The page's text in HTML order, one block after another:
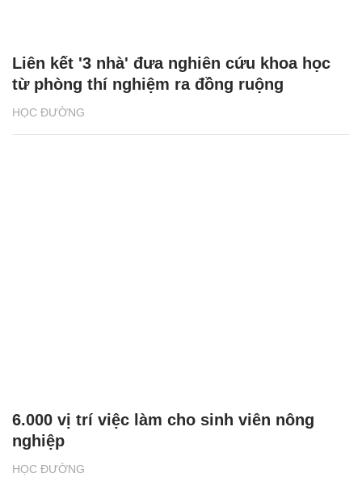
HỌC ĐƯỜNG
Liên kết '3 nhà' đưa nghiên cứu khoa học
từ phòng thí nghiệm ra đồng ruộng
HỌC ĐƯỜNG
6.000 vị trí việc làm cho sinh viên nông
nghiệp